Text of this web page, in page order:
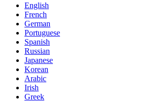
English
French
German
Portuguese
Spanish
Russian
Japanese
Korean
Arabic
Irish
Greek